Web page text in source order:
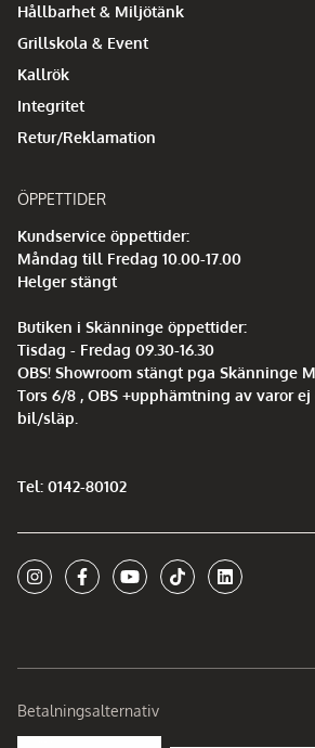
Hållbarhet & Miljötänk
Grillskola & Event
Kallrök
Integritet
Retur/Reklamation
ÖPPETTIDER
Kundservice öppettider:
Måndag till Fredag 10.00-17.00
Helger stängt
Butiken i Skänninge öppettider:
Tisdag - Fredag 09.30-16.30
OBS! Showroom stängt pga Skänninge
Tors 6/8 , OBS +upphämtning av varor
bil/släp.
Tel: 0142-80102
Betalningsalternativ